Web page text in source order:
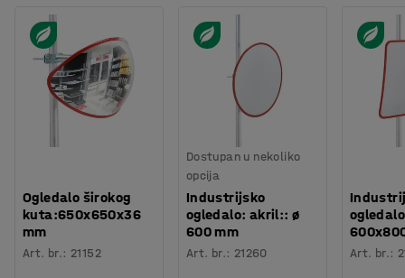
Ogledalo širokog
kuta:650x650x36
mm
Art. br.: 21152
Dostupan u nekoliko
opcija
Industrijsko
ogledalo: akril:: ø
600 mm
Art. br.: 21260 Art. br.: